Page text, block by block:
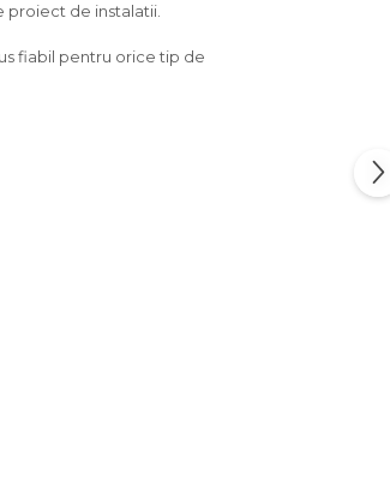
proiect de instalatii.
fiabil pentru orice tip de